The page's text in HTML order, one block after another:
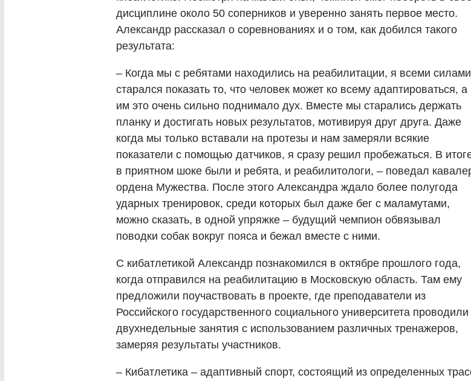
дисциплине около 50 соперников и уверенно занять первое место.
Александр рассказал о соревнованиях и о том, как добился такого
результата:
– Когда мы с ребятами находились на реабилитации, я всеми силами
старался показать то, что человек может ко всему адаптироваться, а
им это очень сильно поднимало дух. Вместе мы старались держать
планку и достигать новых результатов, мотивируя друг друга. Даже
когда мы только вставали на протезы и нам замеряли всякие
показатели с помощью датчиков, я сразу решил пробежаться. В
в приятном шоке были и ребята, и реабилитологи, – поведал
ордена Мужества. После этого Александра ждало более полугода
ударных тренировок, среди которых был даже бег с маламутами,
можно сказать, в одной упряжке – будущий чемпион обвязывал
поводки собак вокруг пояса и бежал вместе с ними.
С кибатлетикой Александр познакомился в октябре прошлого года,
когда отправился на реабилитацию в Московскую область. Там ему
предложили поучаствовать в проекте, где преподаватели из
Российского государственного социального университета проводили
двухнедельные занятия с использованием различных тренажеров,
замеряя результаты участников.
– Кибатлетика – адаптивный спорт, состоящий из определенных